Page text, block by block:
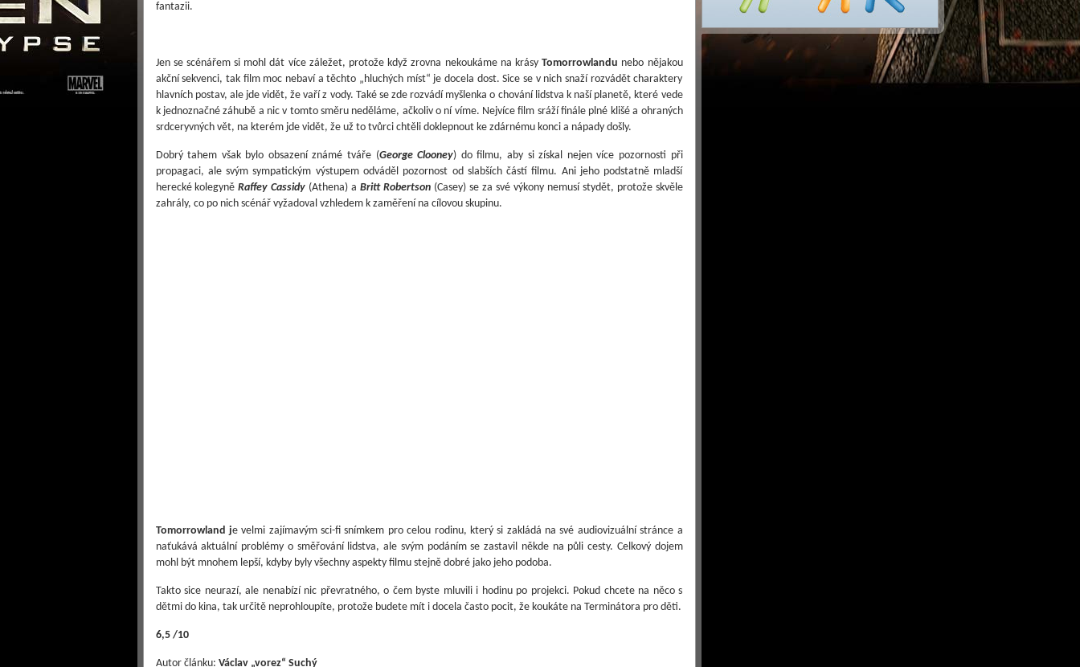
fantazii.
Jen se scénářem si mohl dát více záležet, protože když zrovna nekoukáme na krásyTomorrowlandu nebo nějakou
akční sekvenci, tak film moc nebaví a těchto „hluchých míst“ je docela dost. Sice se v nich snaží rozvádět charaktery
hlavních postav, ale jde vidět, že vaří z vody. Také se zde rozvádí myšlenka o chování lidstva k naší planetě, které vede
k jednoznačné záhubě a nic v tomto směru neděláme, ačkoliv o ní víme. Nejvíce film sráží finále plné klišé a ohraných
srdceryvných vět, na kterém jde vidět, že už to tvůrci chtěli doklepnout ke zdárnému konci a nápady došly.
Dobrý tahem však bylo obsazení známé tváře (George Clooney) do filmu, aby si získal nejen více pozornosti při
propagaci, ale svým sympatickým výstupem odváděl pozornost od slabších částí filmu. Ani jeho podstatně mladší
herecké kolegyně Raffey Cassidy (Athena) a Britt Robertson (Casey) se za své výkony nemusí stydět, protože skvěle
zahrály, co po nich scénář vyžadoval vzhledem k zaměření na cílovou skupinu.
Tomorrowland je velmi zajímavým sci-fi snímkem pro celou rodinu, který si zakládá na své audiovizuální stránce a
naťukává aktuální problémy o směřování lidstva, ale svým podáním se zastavil někde na půli cesty. Celkový dojem
mohl být mnohem lepší, kdyby byly všechny aspekty filmu stejně dobré jako jeho podoba.
Takto sice neurazí, ale nenabízí nic převratného, o čem byste mluvili i hodinu po projekci. Pokud chcete na něco s
dětmi do kina, tak určitě neprohloupíte, protože budete mít i docela často pocit, že koukáte na Terminátora pro děti.
6,5 /10
Autor článku: Václav „vorez“ Suchý